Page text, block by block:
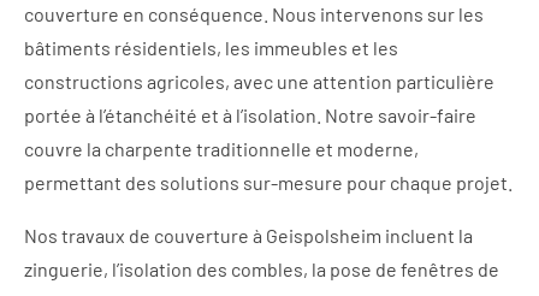
couverture en conséquence. Nous intervenons sur les
bâtiments résidentiels, les immeubles et les
constructions agricoles, avec une attention particulière
portée à l’étanchéité et à l’isolation. Notre savoir-faire
couvre la charpente traditionnelle et moderne,
permettant des solutions sur-mesure pour chaque projet.
Nos travaux de couverture à Geispolsheim incluent la
zinguerie, l’isolation des combles, la pose de fenêtres de